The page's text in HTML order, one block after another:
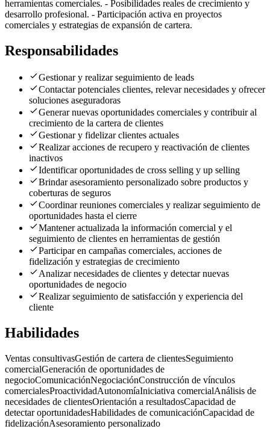
herramientas comerciales. - Posibilidades reales de crecimiento y
desarrollo profesional. - Participación activa en proyectos
comerciales y estrategias de expansión de cartera.
Responsabilidades
Gestionar y realizar seguimiento de leads
Contactar potenciales clientes, relevar necesidades y ofrecer
soluciones aseguradoras
Generar nuevas oportunidades comerciales y contribuir al
crecimiento de la cartera de clientes
Gestionar y fidelizar clientes actuales
Realizar acciones de recupero y reactivación de clientes
inactivos
Identificar oportunidades de cross selling y up selling
Brindar asesoramiento personalizado sobre productos y
coberturas de seguros
Coordinar reuniones comerciales y realizar seguimiento de
oportunidades hasta el cierre
Mantener actualizada la información comercial y el
seguimiento de clientes en herramientas de gestión
Participar en campañas comerciales, acciones de
fidelización y estrategias de crecimiento
Analizar necesidades de clientes y detectar nuevas
oportunidades de negocio
Realizar seguimiento de satisfacción y experiencia del
cliente
Habilidades
Ventas consultivasGestión de cartera de clientesSeguimiento
comercialGeneración de oportunidades de
negocioComunicaciónNegociaciónConstrucción de vínculos
comercialesProactividadAutonomíaIniciativa comercialAnálisis de
necesidades de clientesOrientación a resultadosCapacidad de
detectar oportunidadesHabilidades de comunicaciónCapacidad de
fidelizaciónAsesoramiento personalizado